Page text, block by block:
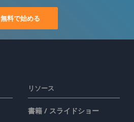
無料で始める
リソース
書籍 / スライドショー